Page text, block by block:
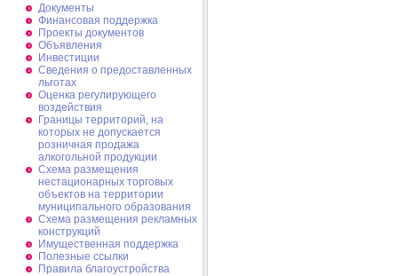
Документы
Финансовая поддержка
Проекты документов
Объявления
Инвестиции
Сведения о предоставленных
льготах
Оценка регулирующего
воздействия
Границы территорий, на
которых не допускается
розничная продажа
алкогольной продукции
Схема размещения
нестационарных торговых
объектов на территории
муниципального образования
Схема размещения рекламных
конструкций
Имущественная поддержка
Полезные ссылки
Правила благоустройства